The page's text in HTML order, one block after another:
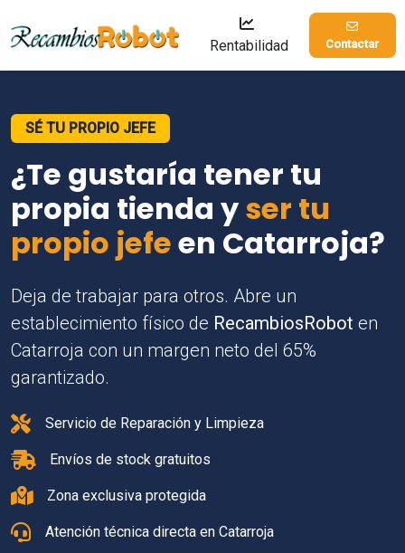
Rentabilidad Contactar
SÉ TU PROPIO JEFE
¿Te gustaría tener tu
propia tienda yser tu
propio jefeen Catarroja?
Deja de trabajar para otros. Abre un
establecimiento físico de RecambiosRobot en
Catarroja con un margen neto del 65%
garantizado.
Servicio de Reparación y Limpieza
Envíos de stock gratuitos
Zona exclusiva protegida
Atención técnica directa en Catarroja